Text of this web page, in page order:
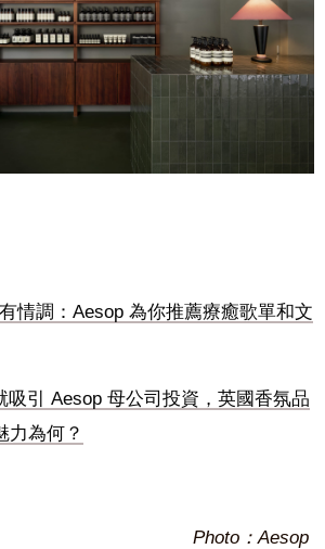
情調：Aesop 為你推薦療癒歌單和文
吸引 Aesop 母公司投資，英國香氛品
力為何？
Photo：Aesop